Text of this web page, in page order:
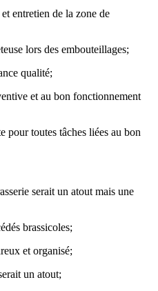
entretien de la zone de
lors des embouteillages;
qualité;
et au bon fonctionnement
pour toutes tâches liées au bon
serait un atout mais une
brassicoles;
et organisé;
un atout;